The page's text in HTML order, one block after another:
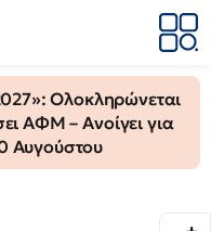
Ολοκληρώνεται
ΑΦΜ – Ανοίγει για
Αυγούστου